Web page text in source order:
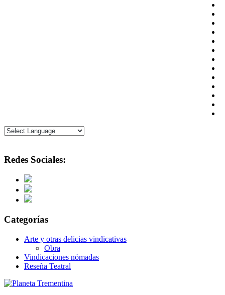
Redes Sociales:
Categorías
Arte y otras delicias vindicativas
Obra
Vindicaciones nómadas
Reseña Teatral